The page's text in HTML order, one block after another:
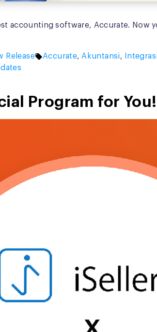
software, Accurate. Now
Release Tags:
Accurate, Akuntansi,
Program for You!